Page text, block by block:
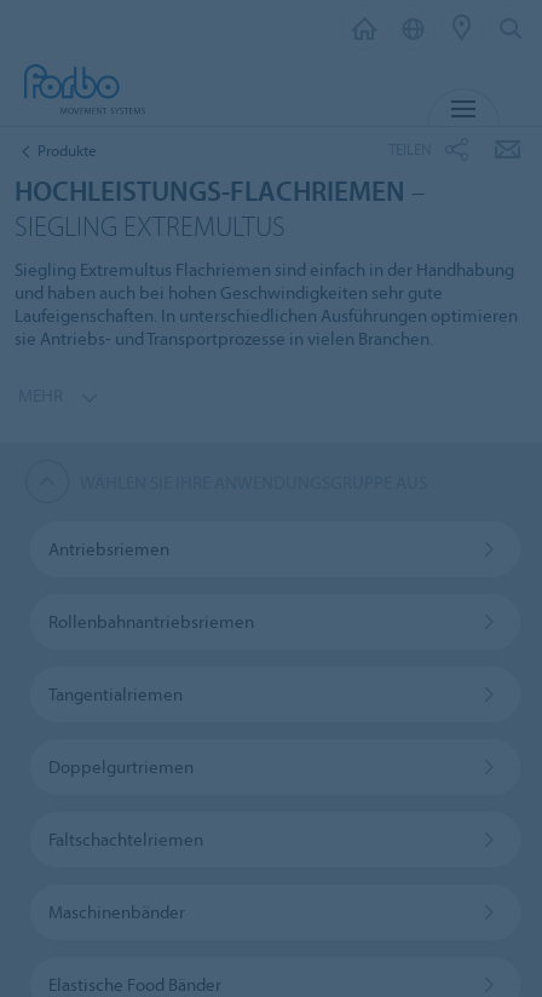
Produkte
HOCHLEISTUNGS-FLACHRIEMEN –
SIEGLING EXTREMULTUS
Siegling Extremultus Flachriemen sind einfach in der Handhabung
und haben auch bei hohen Geschwindigkeiten sehr gute
Laufeigenschaften. In unterschiedlichen Ausführungen optimieren
sie Antriebs- und Transportprozesse in vielen Branchen.
Antriebsriemen
Rollenbahnantriebsriemen
Tangentialriemen
Doppelgurtriemen
Faltschachtelriemen
Maschinenbänder
Elastische Food Bänder